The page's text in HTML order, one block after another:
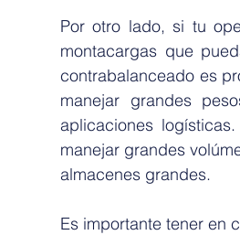
Por otro lado, si tu
montacargas que
contrabalanceado es
manejar grandes
aplicaciones
manejar grandes
almacenes grandes.
Es importante tener en